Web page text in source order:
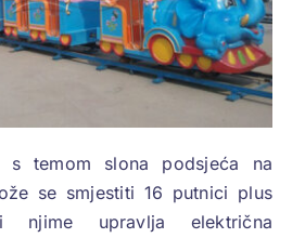
s temom slona podsjeća na
se smjestiti 16 putnici plus
upravlja električna